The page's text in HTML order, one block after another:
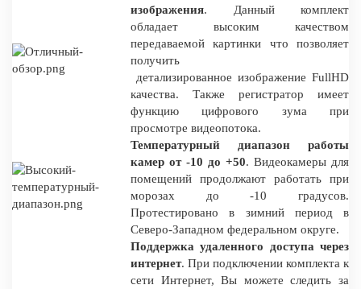
изображения. Данный комплект
обладает высоким качеством
передаваемой картинки что позволяет
получить
детализированное изображение FullHD
качества. Также регистратор имеет
функцию цифрового зума при
просмотре видеопотока.
Температурный диапазон работы
камер от -10 до +50. Видеокамеры для
помещений продолжают работать при
морозах до -10 градусов.
Протестировано в зимний период в
Северо-Западном федеральном округе.
Поддержка удаленного доступа через
интернет. При подключении комплекта к
сети Интернет, Вы можете следить за